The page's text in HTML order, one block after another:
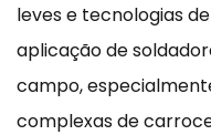
leves e tecnologias
aplicação de
campo,
complexas de